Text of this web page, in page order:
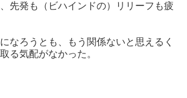
先発も（ビハインドの）リリーフも疲
なろうとも、もう関係ないと思えるく
る気配がなかった。